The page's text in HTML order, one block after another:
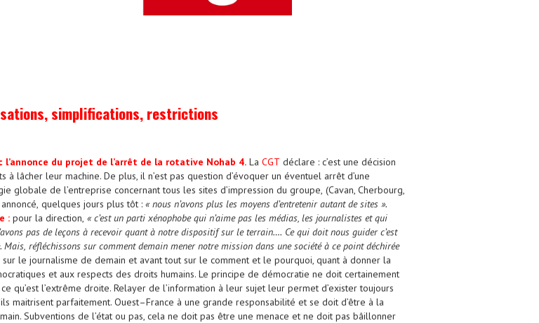
simplifications, restrictions
l’annonce du projet de l’arrêt de la rotative Nohab 4. La CGT déclare : c’est une décision
lâcher leur machine. De plus, il n’est pas question d’évoquer un éventuel arrêt d’une
globale de l’entreprise concernant tous les sites d’impression du groupe, (Cavan, Cherbourg,
annoncé, quelques jours plus tôt : « nous n’avons plus les moyens d’entretenirautant de sites ».
: pour la direction, « c’est un parti xénophobe qui n’aime pas les médias, les journalistes etqui
pas de leçons à recevoir quant à notre dispositif sur le terrain…. Ce qui doitnous guider c’est
Mais, réfléchissons sur comment demain mener notre mission dans une société à ce point déchirée
le journalisme de demain et avant tout sur le comment et le pourquoi, quant à donner la
et aux respects des droits humains. Le principe de démocratie ne doit certainement
qu’est l’extrême droite. Relayer de l’information à leur sujet leur permet d’exister toujours
maitrisent parfaitement. Ouest–France à une grande responsabilité et se doit d’être à la
. Subventions de l’état ou pas, cela ne doit pas être une menace et ne doit pas bâillonner